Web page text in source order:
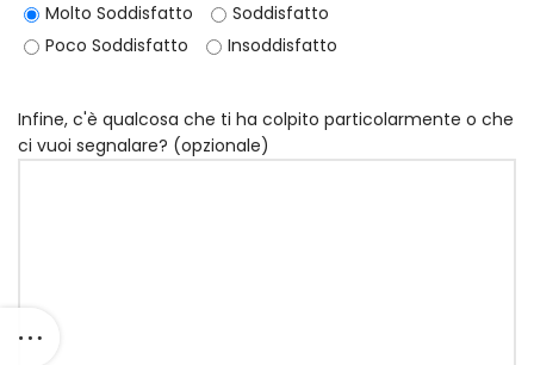
Molto Soddisfatto
Soddisfatto
Poco Soddisfatto
Insoddisfatto
Infine, c'è qualcosa che ti ha colpito particolarmente o che
ci vuoi segnalare? (opzionale)